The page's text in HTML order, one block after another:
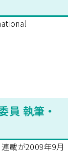
員 執筆・
載が2009年9月